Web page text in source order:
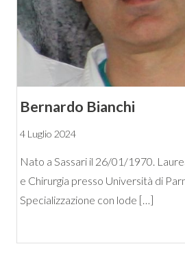
Bernardo Bianchi
4 Luglio 2024
Nato a Sassari il 26/01/1970.
e Chirurgia presso Università di
Specializzazione con lode […]